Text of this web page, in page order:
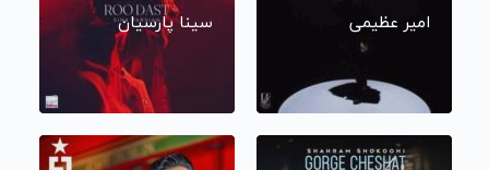
امیر عظیمی سینا پارسیان